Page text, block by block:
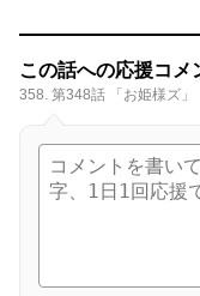
この話への応援コメ
358. 第348話 「お姫様ズ」